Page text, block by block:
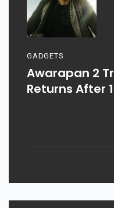
GADGETS
Awarapan 2
Returns After